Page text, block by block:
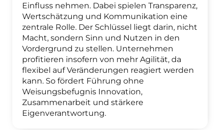
Einfluss nehmen. Dabei spielen Transparenz,
Wertschätzung und Kommunikation eine
zentrale Rolle. Der Schlüssel liegt darin, nicht
Macht, sondern Sinn und Nutzen in den
Vordergrund zu stellen. Unternehmen
profitieren insofern von mehr Agilität, da
flexibel auf Veränderungen reagiert werden
kann. So fördert Führung ohne
Weisungsbefugnis Innovation,
Zusammenarbeit und stärkere
Eigenverantwortung.